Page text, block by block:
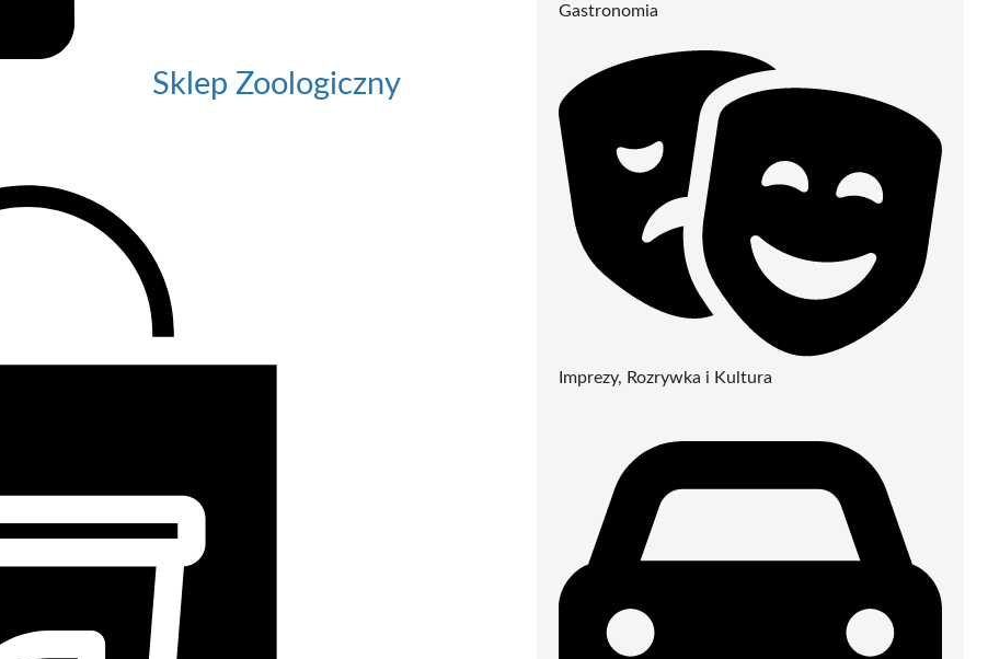
Sklep Zoologiczny
Gastronomia
Imprezy, Rozrywka i Kultura